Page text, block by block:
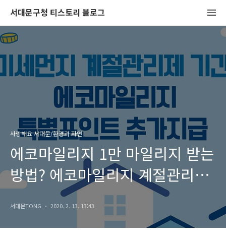
서대문구청 티스토리 블로그
사랑해요 서대문/환경과 자연
에코마일리지 1만 마일리지 받는
방법? 에코마일리지 계절관리제
특별포인트!
서대문TONG 2020. 2. 13. 13:43